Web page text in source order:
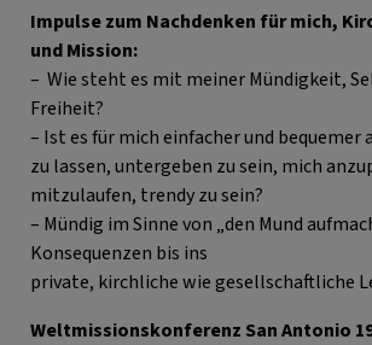
Impulse zum Nachdenken für mich,
und Mission:
– Wie steht es mit meiner Mündigkeit,
Freiheit?
– Ist es für mich einfacher und bequemer
zu lassen, untergeben zu sein, mich
mitzulaufen, trendy zu sein?
– Mündig im Sinne von „den Mund
Konsequenzen bis ins
private, kirchliche wie gesellschaftliche
Weltmissionskonferenz San Antonio